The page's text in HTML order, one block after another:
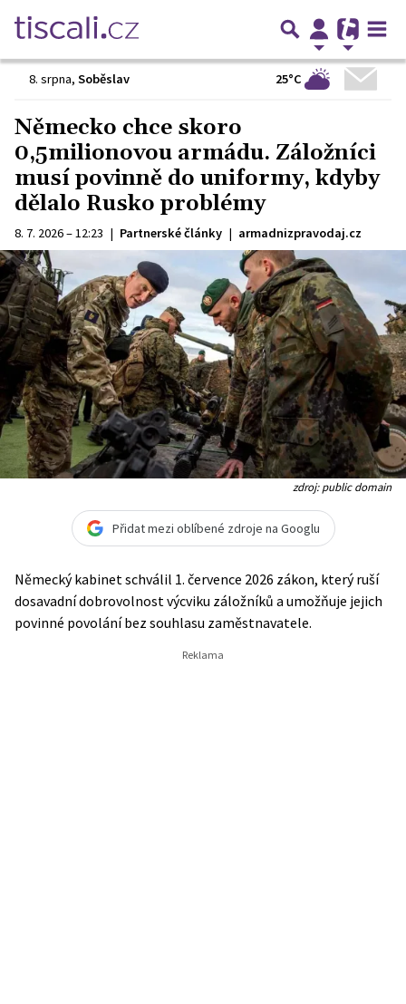
8. srpna, Soběslav 25°C
Německo chce skoro
0,5milionovou armádu. Záložníci
musí povinně do uniformy, kdyby
dělalo Rusko problémy
8. 7. 2026 – 12:23 | Partnerské články | armadnizpravodaj.cz
zdroj: public domain
Přidat mezi oblíbené zdroje na Googlu
Německý kabinet schválil 1. července 2026 zákon, který ruší
dosavadní dobrovolnost výcviku záložníků a umožňuje jejich
povinné povolání bez souhlasu zaměstnavatele.